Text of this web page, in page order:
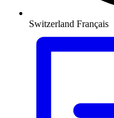
Switzerland Français